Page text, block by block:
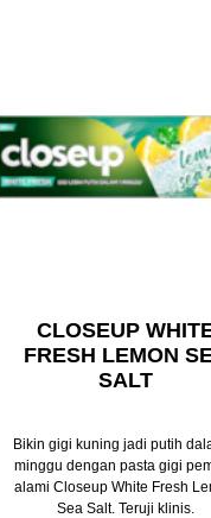
CLOSEUP
FRESH LEMON
SALT
Bikin gigi kuning jadi putih
minggu dengan pasta gigi
alami Closeup White Fresh
Sea Salt. Teruji klinis.